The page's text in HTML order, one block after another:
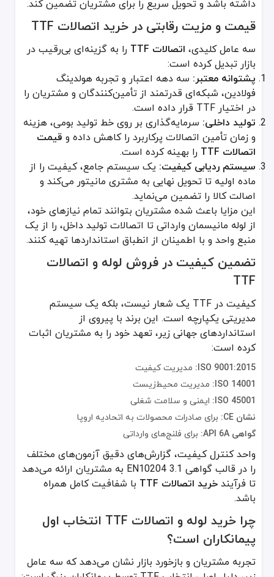
داشته باشد و تحویل سریع را برای مشتریان تضمین کند.
قیمت و مزیت رقابتی در خرید اتصالات TTF
سه عامل کلیدی، اتصالات TTF
را به گزینه‌ای بی‌رقیب در
بازار تبدیل کرده است:
پشتوانه معتبر: سه دهه اعتبار و تجربه هولدینگ
فولادین، شبکه‌ای قدرتمند از تأمین‌کنندگان و مشتریان را
در اختیار TTF قرار داده است.
تولید داخلی: سرمایه‌گذاری بر روی خط تولید بومی، هزینه
و زمان تأمین اتصالات پرکاربرد را کاهش داده و قیمت
اتصالات TTF
را بهینه کرده است.
سیستم ردیابی کیفیت: یک سیستم جامع، کیفیت را از
ماده اولیه تا تحویل نهایی به مشتری مانیتور می‌کند و
اصالت کالا را تضمین می‌نماید.
این مزایا باعث شده مشتریان بتوانند تمام نیازهای خود،
از لوله مانیسمان وارداتی تا اتصالات تولید داخل، را از یک
منبع واحد و با اطمینان از انطباق استانداردها تهیه کنند.
تضمین کیفیت در فروش لوله و اتصالات
TTF
کیفیت در TTF یک شعار نیست، بلکه یک سیستم
مدیریتی یکپارچه است. این برند با پیروی از
استانداردهای جهانی زیر، تعهد خود را به مشتریان اثبات
کرده است:
ISO 9001:2015: مدیریت کیفیت
ISO 14001: مدیریت محیط‌زیست
ISO 45001: ایمنی و سلامت شغلی
نشان CE:
برای صادرات محصولات به اتحادیه اروپا
گواهی API 6A:
برای فلنج‌های وارداتی
واحد کنترل کیفیت، گزارش‌های دقیق آزمون‌های مختلف
را در قالب گواهی 3.1 EN10204 به مشتریان ارائه می‌دهد
تا فرآیندخرید اتصالات TTF
با شفافیت کامل همراه
باشد.
چرا خرید لوله و اتصالات TTF انتخاب اول
پیمانکاران است؟
تجربه مشتریان و بازخورد بازار نشان می‌دهد که سه عامل